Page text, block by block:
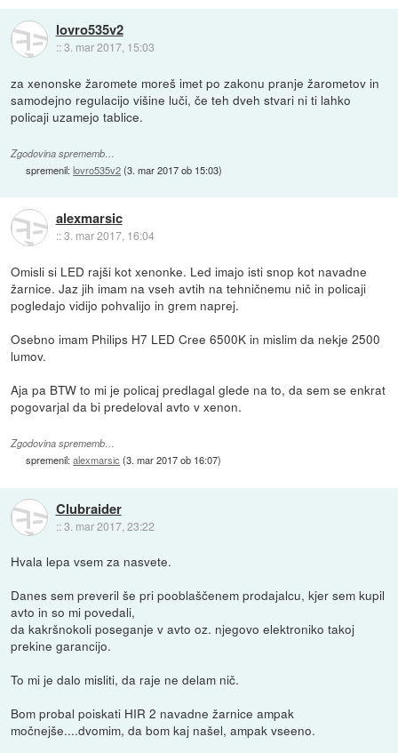
lovro535v2
::3. mar 2017, 15:03
za xenonske žaromete moreš imet po zakonu pranje žarometov in
samodejno regulacijo višine luči, če teh dveh stvari ni ti lahko
policaji uzamejo tablice.
Zgodovina sprememb…
spremenil:lovro535v2(3. mar 2017 ob 15:03)
alexmarsic
::3. mar 2017, 16:04
Omisli si LED rajši kot xenonke. Led imajo isti snop kot navadne
žarnice. Jaz jih imam na vseh avtih na tehničnemu nič in policaji
pogledajo vidijo pohvalijo in grem naprej.
Osebno imam Philips H7 LED Cree 6500K in mislim da nekje 2500
lumov.
Aja pa BTW to mi je policaj predlagal glede na to, da sem se enkrat
pogovarjal da bi predeloval avto v xenon.
Zgodovina sprememb…
spremenil:alexmarsic (3. mar 2017 ob 16:07)
Clubraider
::3. mar 2017, 23:22
Hvala lepa vsem za nasvete.
Danes sem preveril še pri pooblaščenem prodajalcu, kjer sem kupil
avto in so mi povedali,
da kakršnokoli poseganje v avto oz. njegovo elektroniko takoj
prekine garancijo.
To mi je dalo misliti, da raje ne delam nič.
Bom probal poiskati HIR 2 navadne žarnice ampak
močnejše....dvomim, da bom kaj našel, ampak vseeno.